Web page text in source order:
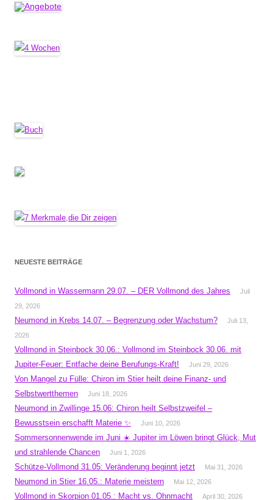
NEUESTE BEITRÄGE
Vollmond in Wassermann 29.07. – DER Vollmond des Jahres
Juli
29, 2026
Neumond in Krebs 14.07. – Begrenzung oder Wachstum?
Juli 13,
2026
Vollmond in Steinbock 30.06.: Vollmond im Steinbock 30.06. mit
Jupiter-Feuer: Entfache deine Berufungs-Kraft!
Juni 29, 2026
Von Mangel zu Fülle: Chiron im Stier heilt deine Finanz- und
Selbstwertthemen
Juni 18, 2026
Neumond in Zwillinge 15.06: Chiron heilt Selbstzweifel –
Bewusstsein erschafft Materie ✨
Juni 10, 2026
Sommersonnenwende im Juni ☀️ Jupiter im Löwen bringt Glück, Mut
und strahlende Chancen
Juni 1, 2026
Schütze-Vollmond 31.05: Veränderung beginnt jetzt Mai 31, 2026
Neumond in Stier 16.05.: Materie meistern Mai 12, 2026
Vollmond in Skorpion 01.05.: Macht vs. Ohnmacht April 30, 2026